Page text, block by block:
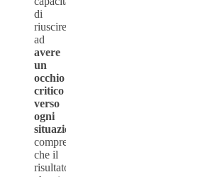
di
riuscire
ad
avere
un
occhio
critico
verso
ogni
situazione,
comprendendo
che il
risultato